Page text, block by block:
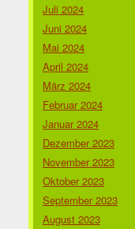
Juli 2024
Juni 2024
Mai 2024
April 2024
März 2024
Februar 2024
Januar 2024
Dezember 2023
November 2023
Oktober 2023
September 2023
August 2023